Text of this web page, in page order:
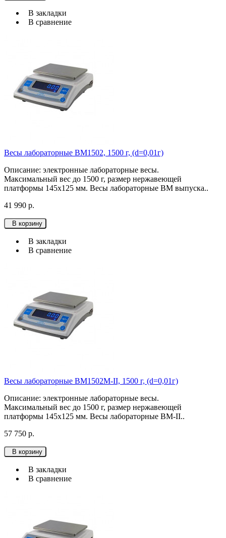
В закладки
В сравнение
Весы лабораторные ВМ1502, 1500 г, (d=0,01г)
Описание: электронные лабораторные весы.
Максимальный вес до 1500 г, размер нержавеющей
платформы 145х125 мм. Весы лабораторные ВМ выпуска..
41 990 р.
В корзину
В закладки
В сравнение
Весы лабораторные ВМ1502М-II, 1500 г, (d=0,01г)
Описание: электронные лабораторные весы.
Максимальный вес до 1500 г, размер нержавеющей
платформы 145х125 мм. Весы лабораторные ВМ-II..
57 750 р.
В корзину
В закладки
В сравнение